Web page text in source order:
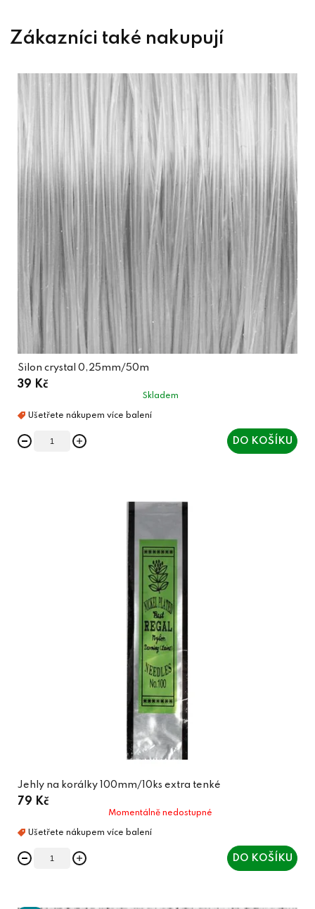
Silon crystal 0,25mm/50m
39 Kč
Skladem
DO KOŠÍKU
Jehly na korálky 100mm/10ks extra tenké
79 Kč
Momentálně nedostupné
DO KOŠÍKU